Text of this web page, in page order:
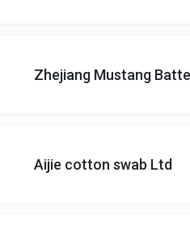
Zhejiang Mustang
Aijie cotton swab Ltd